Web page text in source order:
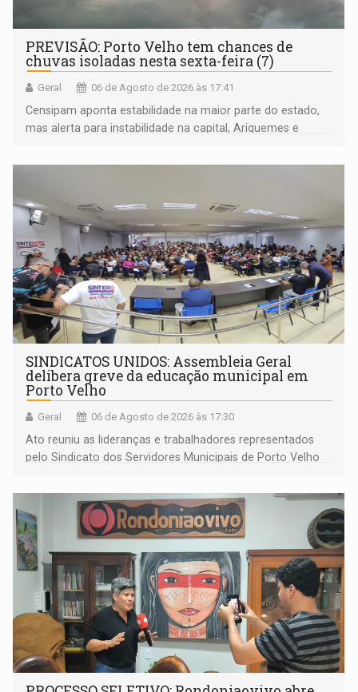
PREVISÃO: Porto Velho tem chances de
chuvas isoladas nesta sexta-feira (7)
Geral 06 de Agosto de 2026 às 17:41
Censipam aponta estabilidade na maior parte do estado,
mas alerta para instabilidade na capital, Ariquemes e
SINDICATOS UNIDOS: Assembleia Geral
delibera greve da educação municipal em
Porto Velho
Geral 06 de Agosto de 2026 às 17:30
Ato reuniu as lideranças e trabalhadores representados
pelo Sindicato dos Servidores Municipais de Porto Velho